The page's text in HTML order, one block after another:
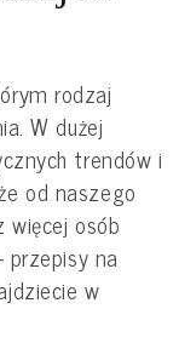
rodzaj
W dużej
trendów i
od naszego
więcej osób
na
w